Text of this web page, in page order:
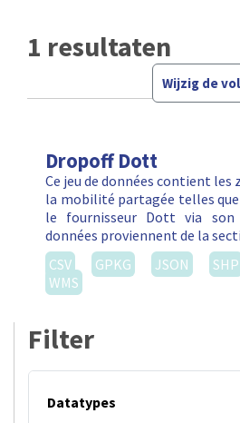
1 resultaten
Wijzig de
Dropoff Dott
Ce jeu de données contient les
la mobilité partagée telles
le fournisseur Dott via son
données proviennent de la
CSV
GPKG JSON SHP
WMS
Filter
Datatypes